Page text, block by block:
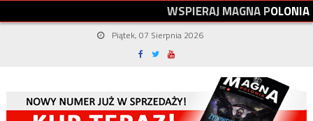
WSPIERAJMAGNAPOLONIA
Piątek, 07 Sierpnia 2026